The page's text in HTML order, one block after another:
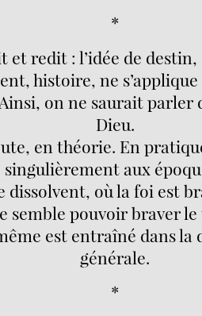
*
et redit : l’idée de
histoire, ne
on ne saurait parler
Dieu.
en théorie. En
singulièrement aux
dissolvent, où la foi est
semble pouvoir braver
est entraîné dans la
générale.
*